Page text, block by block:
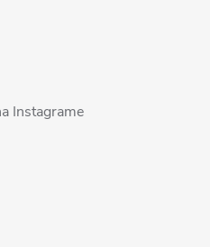
Instagrame